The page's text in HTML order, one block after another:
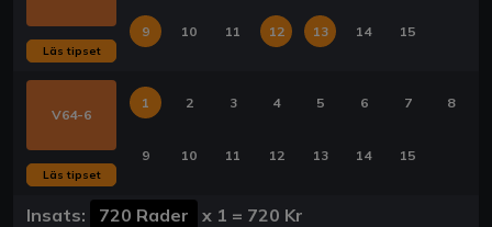
Läs tipset
9 10 11 12 13 14 15
V64-6
Läs tipset
1 2 3 4 5 6 7 8
9 10 11 12 13 14 15
Insats: 720 Rader x 1 = 720 Kr